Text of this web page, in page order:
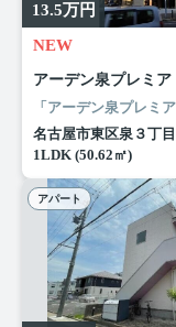
13.5万円
NEW
アーデン泉プレミア
名古屋市東区泉３丁目
1LDK (50.62㎡)
アパート